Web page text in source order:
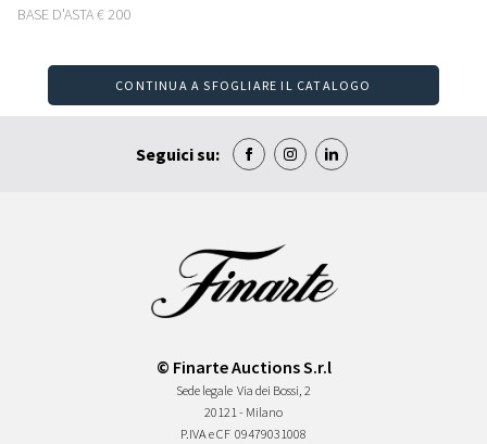
BASE D'ASTA€ 200
CONTINUA A SFOGLIARE IL CATALOGO
Seguici su:
© Finarte Auctions S.r.l
Sede legale Via dei Bossi, 2
20121 - Milano
P.IVA e CF 09479031008